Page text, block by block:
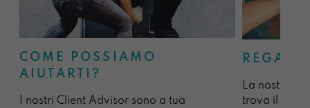
COME POSSIAMO
AIUTARTI?
I nostri Client Advisor sono a tua
La nostra
trova il